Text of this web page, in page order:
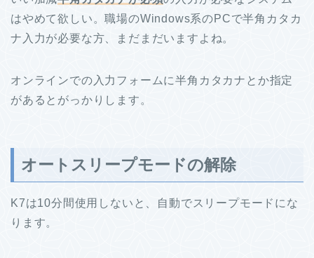
はやめて欲しい。職場のWindows系のPCで半角カタカ
ナ入力が必要な方、まだまだいますよね。
オンラインでの入力フォームに半角カタカナとか指定
があるとがっかりします。
オートスリープモードの解除
K7は10分間使用しないと、自動でスリープモードにな
ります。